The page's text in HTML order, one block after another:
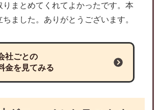
りまとめてくれてよかったです。本
ちました。ありがとうございます。
社ごとの
金を見てみる